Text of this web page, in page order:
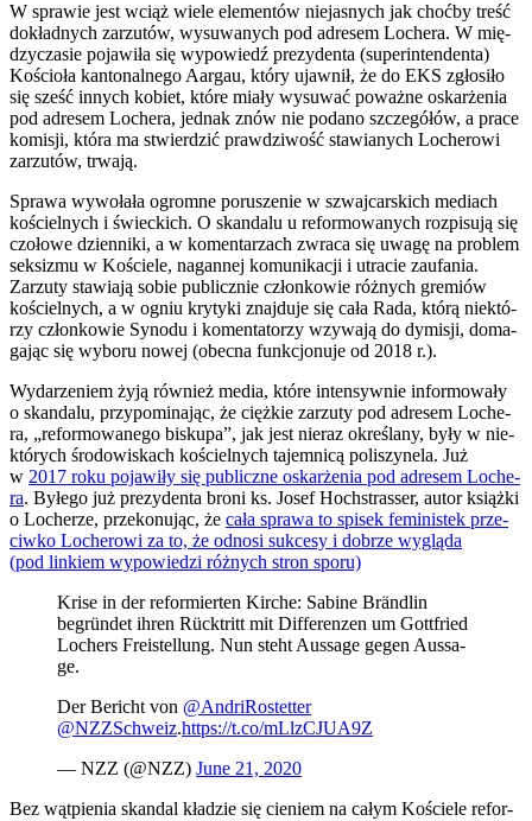
W spra­wie jest wciąż wie­le ele­men­tów nie­ja­snych jak choć­by treść
dokład­nych zarzu­tów, wysu­wa­nych pod adre­sem Loche­ra. W mię­
dzy­cza­sie poja­wi­ła się wypo­wiedź pre­zy­den­ta (super­in­ten­den­ta)
Kościo­ła kan­to­nal­ne­go Aar­gau, któ­ry ujaw­nił, że do EKS zgło­si­ło
się sześć innych kobiet, któ­re mia­ły wysu­wać poważ­ne oskar­że­nia
pod adre­sem Loche­ra, jed­nak znów nie poda­no szcze­gó­łów, a pra­ce
komi­sji, któ­ra ma stwier­dzić praw­dzi­wość sta­wia­nych Loche­ro­wi
zarzu­tów, trwa­ją.
Spra­wa wywo­ła­ła ogrom­ne poru­sze­nie w szwaj­car­skich mediach
kościel­nych i świec­kich. O skan­da­lu u refor­mo­wa­nych roz­pi­su­ją się
czo­ło­we dzien­ni­ki, a w komen­ta­rzach zwra­ca się uwa­gę na pro­blem
sek­si­zmu w Koście­le, nagan­nej komu­ni­ka­cji i utra­cie zaufa­nia.
Zarzu­ty sta­wia­ją sobie publicz­nie człon­ko­wie róż­nych gre­miów
kościel­nych, a w ogniu kry­ty­ki znaj­du­je się cała Rada, któ­rą nie­któ­
rzy człon­ko­wie Syno­du i komen­ta­to­rzy wzy­wa­ją do dymi­sji, doma­
ga­jąc się wybo­ru nowej (obec­na funk­cjo­nu­je od 2018 r.).
Wyda­rze­niem żyją rów­nież media, któ­re inten­syw­nie infor­mo­wa­ły
o skan­da­lu, przy­po­mi­na­jąc, że cięż­kie zarzu­ty pod adre­sem Loche­
ra, „refor­mo­wa­ne­go bisku­pa”, jak jest nie­raz okre­śla­ny, były w nie­
któ­rych śro­do­wi­skach kościel­nych tajem­ni­cą poli­szy­ne­la. Już
w 2017 roku poja­wi­ły się publicz­ne oskar­że­nia pod adre­sem Loche­
ra. Byłe­go już pre­zy­den­ta bro­ni ks. Josef Hoch­stras­ser, autor książ­ki
o Loche­rze, prze­ko­nu­jąc, że cała spra­wa to spi­sek femi­ni­stek prze­
ciw­ko Loche­ro­wi za to, że odno­si suk­ce­sy i dobrze wyglą­da
(pod lin­kiem wypo­wie­dzi róż­nych stron spo­ru)
Kri­se in der refor­mier­ten Kir­che: Sabi­ne Brän­dlin
begrün­det ihren Rück­tritt mit Dif­fe­ren­zen um Got­t­fried
Lochers Fre­istel­lung. Nun steht Aus­sa­ge gegen Aus­sa­
ge.
Der Bericht von @AndriRostetter
@NZZSchweiz.https://t.co/mLlzCJUA9Z
— NZZ (@NZZ) June 21, 2020
Bez wąt­pie­nia skan­dal kła­dzie się cie­niem na całym Koście­le refor­